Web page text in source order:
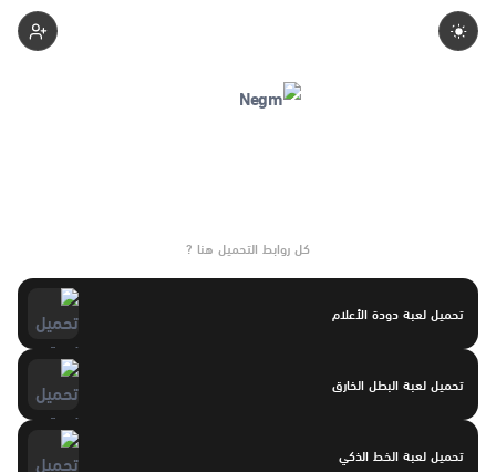
كل روابط التحميل هنا ?
تحميل لعبة دودة الأعلام
تحميل لعبة البطل الخارق
تحميل لعبة الخط الذكي